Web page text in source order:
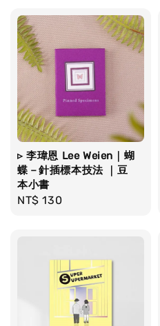
▹ 李瑋恩 Lee Weien｜蝴
蝶－針插標本技法 ｜豆
本小書
Regular
NT$ 130